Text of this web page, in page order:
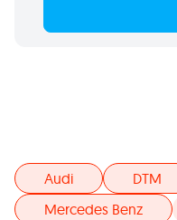
Audi DTM
Mercedes Benz